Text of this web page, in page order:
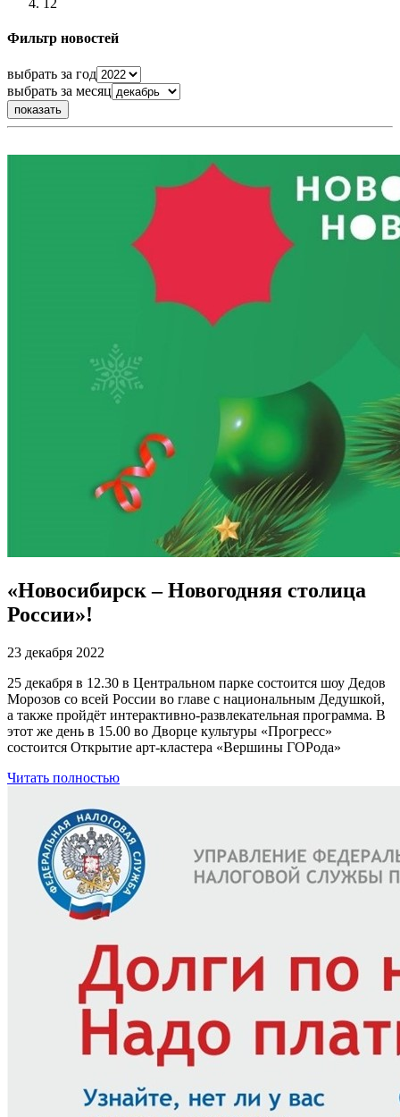
12
Фильтр новостей
выбрать за год
выбрать за месяц
«Новосибирск – Новогодняя столица
России»!
23 декабря 2022
25 декабря в 12.30 в Центральном парке состоится шоу Дедов
Морозов со всей России во главе с национальным Дедушкой,
а также пройдёт интерактивно-развлекательная программа. В
этот же день в 15.00 во Дворце культуры «Прогресс»
состоится Открытие арт-кластера «Вершины ГОРода»
Читать полностью